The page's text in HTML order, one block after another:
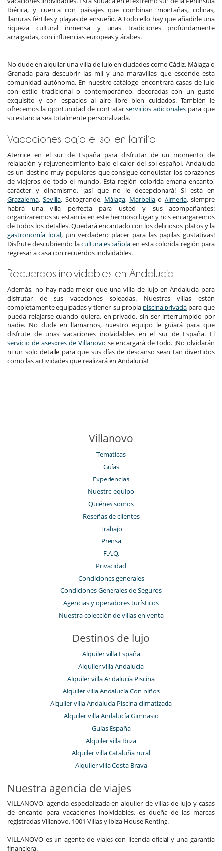
Ibérica, y cuenta con paisajes que combinan montañas, colinas,
llanuras fértiles y playas de ensueño. A todo ello hay que añadirle una
riqueza cultural inmensa y unas tradiciones profundamente
arraigadas, con influencias europeas y árabes.
No dude en alquilar una villa de lujo en ciudades como Cádiz, Málaga o
Granada para descubrir las mil y una maravillas que esconde esta
comunidad autónoma. En nuestro catálogo encontrará casas de lujo
con estilo tradicional o contemporáneo, decoradas con un gusto
exquisito y con espacios al aire libre bien cuidados. También le
ofrecemos la oportunidad de contratarservicios adicionales para que
su estancia sea totalmente personalizada.
Vacaciones bajo el sol en familia
Aterrice en el sur de España para disfrutar de un momento de
relajación y rejuvenecimiento bajo el calor del sol español. Andalucía
es un destino muy populares que consigue conquistar los corazones
de viajeros de todo el mundo. Esta región colorida emana encanto,
carácter y dinamismo, ¡así que no le decepcionará! Si está en
Grazalema,Sevilla, Sotogrande, Málaga, Marbella o Almería, siempre
habrá una villa perfecta para usted y sus acompañantes:
organizaremos su estancia en este hermoso lugar y nos encargaremos
de todos los detalles. Quedará encantado con los deliciosos platos y la
gastronomía local, ¡un verdadero placer para las papilas gustativas!
Disfrute descubriendo lacultura española en esta colorida región para
regresar a casa con recuerdos inolvidables.
Recuerdos inolvidables en Andalucía
Además, no hay nada mejor que una villa de lujo en Andalucía para
disfrutar de sus vacaciones soleadas. Nuestras villas están
completamente equipadas y tienen su propia piscina privada para que
pueda relajarse cuando quiera, en privado, sin ser interrumpido por
nadie. No dude en llamarnos, nuestro equipo le guiará para que
disfrute de unas vacaciones inolvidables en el sur de España. El
servicio de asesores de Villanovo se encargará de todo. ¡No olvidarán
ni un solo detalle para que sus días de descanso sean tan divertidos
como las actividades que realizará en Andalucía!
Villanovo
Temáticas
Guías
Experiencias
Nuestro equipo
Quiénes somos
Reseñas de clientes
Trabajo
Prensa
F.A.Q.
Privacidad
Condiciones generales
Condiciones Generales de Seguros
Agencias y operadores turísticos
Nuestra colección de villas en venta
Destinos de lujo
Alquiler villa España
Alquiler villa Andalucía
Alquiler villa Andalucía Piscina
Alquiler villa Andalucía Con niños
Alquiler villa Andalucía Piscina climatizada
Alquiler villa Andalucía Gimnasio
Guías España
Alquiler villa Ibiza
Alquiler villa Cataluña rural
Alquiler villa Costa Brava
Nuestra agencia de viajes
VILLANOVO, agencia especializada en alquiler de villas de lujo y casas
de encanto para vacaciones inolvidables, es dueña de las marcas
registradas Villanovo, 1001 Villas y Ibiza House Renting.
VILLANOVO es un agente de viajes con licencia oficial y una garantía
financiera.